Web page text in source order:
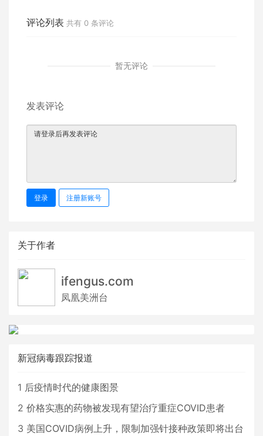
评论列表 共有 0 条评论
暂无评论
发表评论
登录 注册新账号
关于作者
ifengus.com
凤凰美洲台
新冠病毒跟踪报道
1 后疫情时代的健康图景
2 价格实惠的药物被发现有望治疗重症COVID患者
3 美国COVID病例上升，限制加强针接种政策即将出台